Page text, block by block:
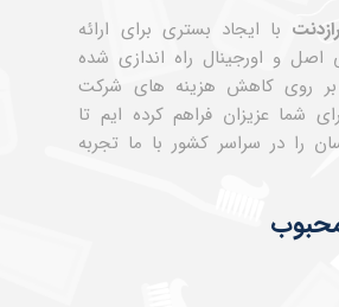
با ایجاد بستری برای ارائه
اصل و اورجینال راه اندازی شده
بر روی کاهش هزینه های شرکت
شما عزیزان فراهم کرده ایم تا
را در سراسر کشور با ما تجربه